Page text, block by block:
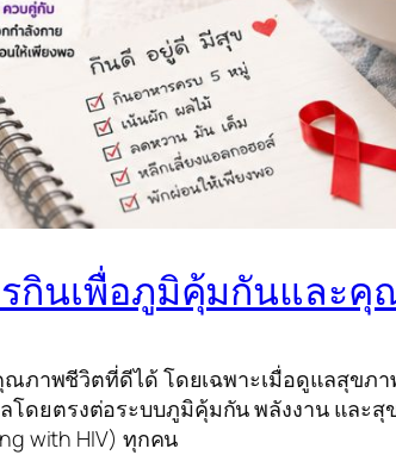
รกินเพื่อภูมิคุ้มกันและ
าพชีวิตที่ดีได้ โดยเฉพาะเมื่อดูแลสุขภา
ดยตรงต่อระบบภูมิคุ้มกัน พลังงาน และ
with HIV) ทุกคน